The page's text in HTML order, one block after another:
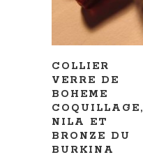
COLLIER
VERRE DE
BOHEME
COQUILLAGE,
NILA ET
BRONZE DU
BURKINA